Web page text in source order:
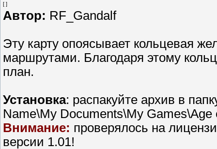
[ ]
Автор: RF_Gandalf
Эту карту опоясывает кольцевая
маршрутами. Благодаря этому
план.
Установка: распакуйте архив в
Name\My Documents\My Games\Age
Внимание: проверялось на
версии 1.01!